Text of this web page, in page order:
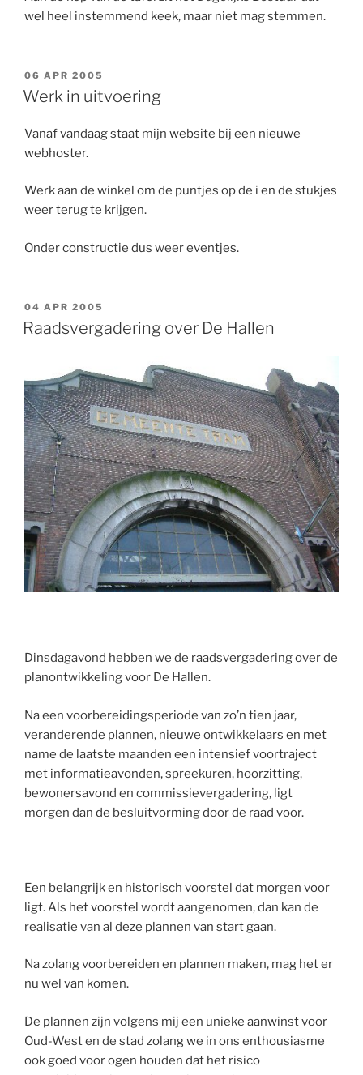
wel heel instemmend keek, maar niet mag stemmen.
GEPLAATST
OP
06 APR 2005
Werk in uitvoering
Vanaf vandaag staat mijn website bij een nieuwe
webhoster.
Werk aan de winkel om de puntjes op de i en de stukjes
weer terug te krijgen.
Onder constructie dus weer eventjes.
GEPLAATST
OP
04 APR 2005
Raadsvergadering over De Hallen
Dinsdagavond hebben we de raadsvergadering over de
planontwikkeling voor De Hallen.
Na een voorbereidingsperiode van zo’n tien jaar,
veranderende plannen, nieuwe ontwikkelaars en met
name de laatste maanden een intensief voortraject
met informatieavonden, spreekuren, hoorzitting,
bewonersavond en commissievergadering, ligt
morgen dan de besluitvorming door de raad voor.
Een belangrijk en historisch voorstel dat morgen voor
ligt. Als het voorstel wordt aangenomen, dan kan de
realisatie van al deze plannen van start gaan.
Na zolang voorbereiden en plannen maken, mag het er
nu wel van komen.
De plannen zijn volgens mij een unieke aanwinst voor
Oud-West en de stad zolang we in ons enthousiasme
ook goed voor ogen houden dat het risico